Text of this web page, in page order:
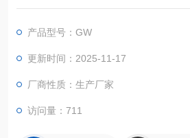
采用数字集成电路，试验机的弯曲角度
电脉冲分频后，进行角度计数并不断累
转至所设定的角度时，经电路控制，使
产品型号：GW
更新时间：2025-11-17
厂商性质：生产厂家
访问量：711